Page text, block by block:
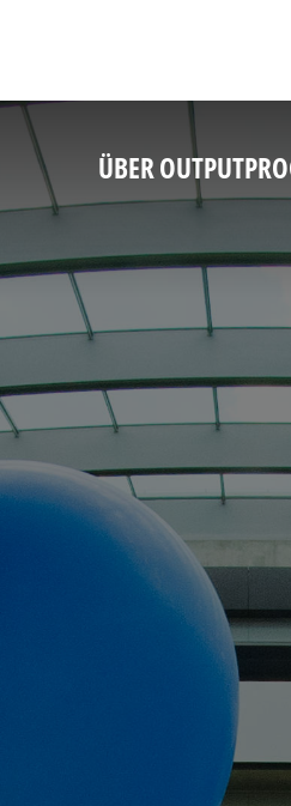
ÜBER OUTPUT